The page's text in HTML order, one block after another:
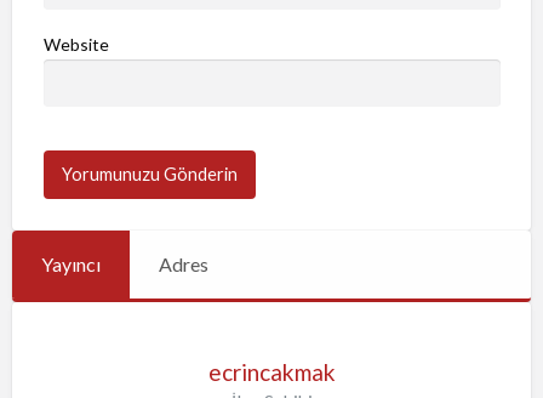
Website
Yayıncı Adres
ecrincakmak